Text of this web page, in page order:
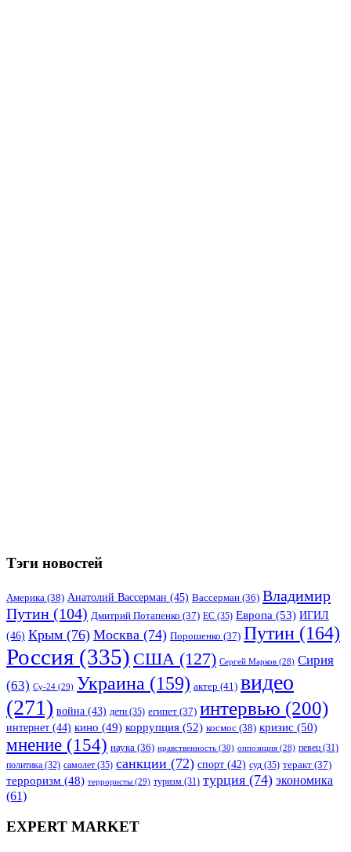
Тэги новостей
Америка (38) Анатолий Вассерман (45) Вассерман (36) Владимир
Путин (104) Дмитрий Потапенко (37) ЕС (35) Европа (53) ИГИЛ
(46) Крым (76) Москва (74) Порошенко (37) Путин (164)
Россия (335) США (127) Сергей Марков (28) Сирия
(63) Су-24 (29) Украина (159) актер (41) видео
(271) война (43) дети (35) египет (37) интервью (200)
интернет (44) кино (49) коррупция (52) космос (38) кризис (50)
мнение (154) наука (36) нравственность (30) оппозиция (28) певец (31)
политика (32) самолет (35) санкции (72) спорт (42) суд (35) теракт (37)
терроризм (48) террористы (29) туризм (31) турция (74) экономика
(61)
EXPERT MARKET